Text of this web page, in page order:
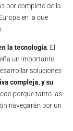
por completo de la
en la que
la tecnología . El
un importante
soluciones
compleja, y su
porque tanto las
navegarán por un